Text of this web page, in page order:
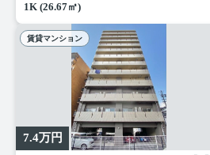
1K (26.67㎡)
賃貸マンション
7.4万円